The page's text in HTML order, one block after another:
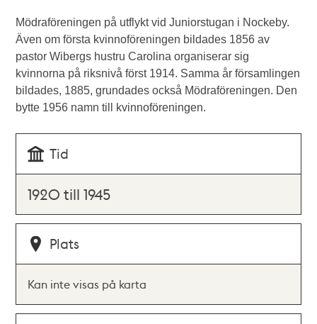
Mödraföreningen på utflykt vid Juniorstugan i Nockeby.
Även om första kvinnoföreningen bildades 1856 av
pastor Wibergs hustru Carolina organiserar sig
kvinnorna på riksnivå först 1914. Samma år församlingen
bildades, 1885, grundades också Mödraföreningen. Den
bytte 1956 namn till kvinnoföreningen.
Tid
1920 till 1945
Plats
Kan inte visas på karta